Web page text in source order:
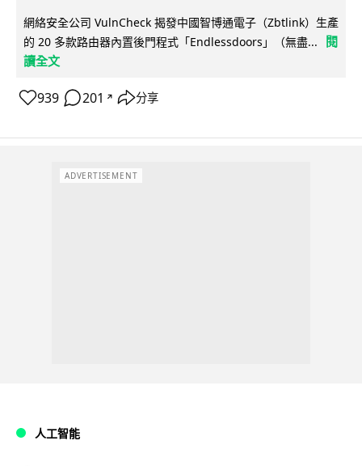
網絡安全公司 VulnCheck 揭發中國智博通電子（Zbtlink）生產
的 20 多款路由器內置後門程式「Endlessdoors」（無盡...
閱
讀全文
939 201 ↗ 分享
ADVERTISEMENT
人工智能